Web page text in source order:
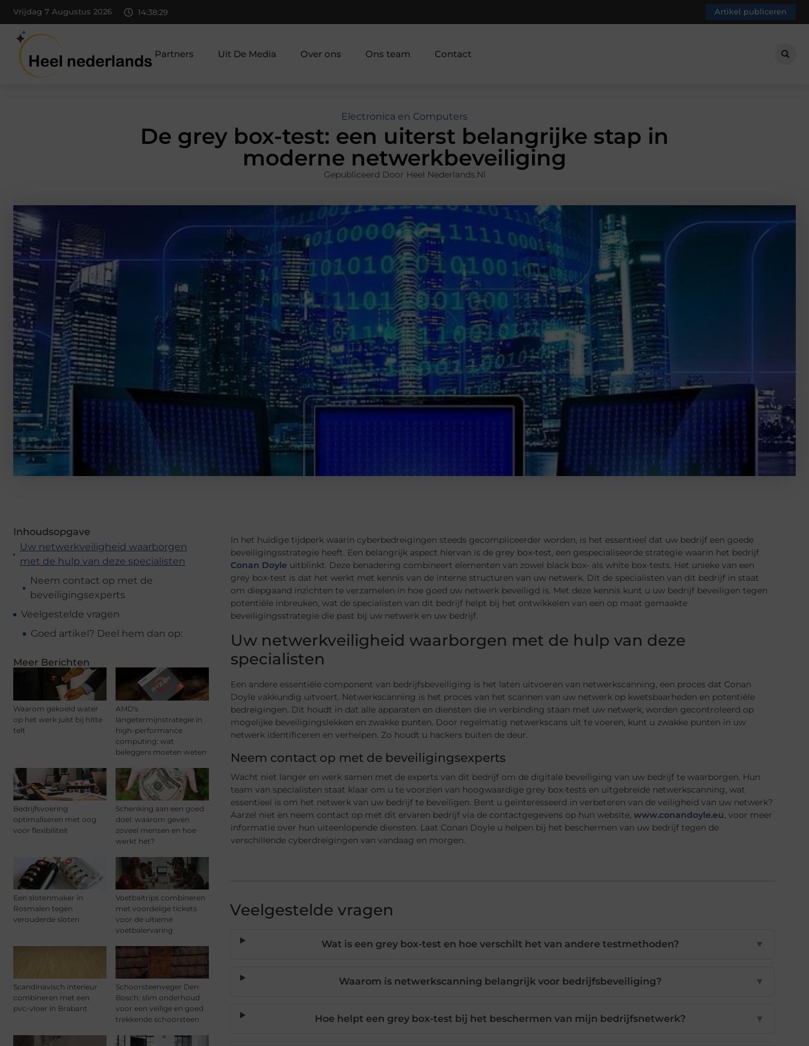
Vrijdag 7 Augustus 2026 14:38:30 Artikel publiceren
Partners Uit De Media Over ons Ons team Contact
Electronica en Computers
De grey box-test: een uiterst belangrijke stap in
moderne netwerkbeveiliging
Gepubliceerd Door Heel Nederlands.nl
Inhoudsopgave
Uw netwerkveiligheid waarborgen
met de hulp van deze specialisten
Neem contact op met de
beveiligingsexperts
Veelgestelde vragen
Goed artikel? Deel hem dan op:
Meer Berichten
Waarom gekoeld water
op het werk juist bij hitte
telt
AMD's
langetermijnstrategie in
high-performance
computing: wat
beleggers moeten weten
Bedrijfsvoering
optimaliseren met oog
voor flexibiliteit
Schenking aan een goed
doel: waarom geven
zoveel mensen en hoe
werkt het?
Een slotenmaker in
Rosmalen tegen
verouderde sloten
Voetbaltrips combineren
met voordelige tickets
voor de ultieme
voetbalervaring
Scandinavisch interieur
combineren met een
pvc-vloer in Brabant
Schoorsteenveger Den
Bosch: slim onderhoud
voor een veilige en goed
trekkende schoorsteen
In het huidige tijdperk waarin cyberbedreigingen steeds gecompliceerder worden, is het essentieel dat uw bedrijf een goede
beveiligingsstrategie heeft. Een belangrijk aspect hiervan is de grey box-test, een gespecialiseerde strategie waarin het bedrijf
Conan Doyle uitblinkt. Deze benadering combineert elementen van zowel black box- als white box-tests. Het unieke van een
grey box-test is dat het werkt met kennis van de interne structuren van uw netwerk. Dit de specialisten van dit bedrijf in staat
om diepgaand inzichten te verzamelen in hoe goed uw netwerk beveiligd is. Met deze kennis kunt u uw bedrijf beveiligen tegen
potentiële inbreuken, wat de specialisten van dit bedrijf helpt bij het ontwikkelen van een op maat gemaakte
beveiligingsstrategie die past bij uw netwerk en uw bedrijf.
Uw netwerkveiligheid waarborgen met de hulp van deze
specialisten
Een andere essentiële component van bedrijfsbeveiliging is het laten uitvoeren van netwerkscanning, een proces dat Conan
Doyle vakkundig uitvoert. Netwerkscanning is het proces van het scannen van uw netwerk op kwetsbaarheden en potentiële
bedreigingen. Dit houdt in dat alle apparaten en diensten die in verbinding staan met uw netwerk, worden gecontroleerd op
mogelijke beveiligingslekken en zwakke punten. Door regelmatig netwerkscans uit te voeren, kunt u zwakke punten in uw
netwerk identificeren en verhelpen. Zo houdt u hackers buiten de deur.
Neem contact op met de beveiligingsexperts
Wacht niet langer en werk samen met de experts van dit bedrijf om de digitale beveiliging van uw bedrijf te waarborgen. Hun
team van specialisten staat klaar om u te voorzien van hoogwaardige grey box-tests en uitgebreide netwerkscanning, wat
essentieel is om het netwerk van uw bedrijf te beveiligen. Bent u geïnteresseerd in verbeteren van de veiligheid van uw netwerk?
Aarzel niet en neem contact op met dit ervaren bedrijf via de contactgegevens op hun website, www.conandoyle.eu, voor meer
informatie over hun uiteenlopende diensten. Laat Conan Doyle u helpen bij het beschermen van uw bedrijf tegen de
verschillende cyberdreigingen van vandaag en morgen.
Veelgestelde vragen
Wat is een grey box-test en hoe verschilt het van andere testmethoden? ▼
Waarom is netwerkscanning belangrijk voor bedrijfsbeveiliging? ▼
Hoe helpt een grey box-test bij het beschermen van mijn bedrijfsnetwerk? ▼